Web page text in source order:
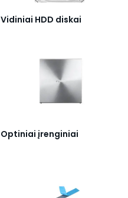
Vidiniai HDD diskai
Optiniai įrenginiai